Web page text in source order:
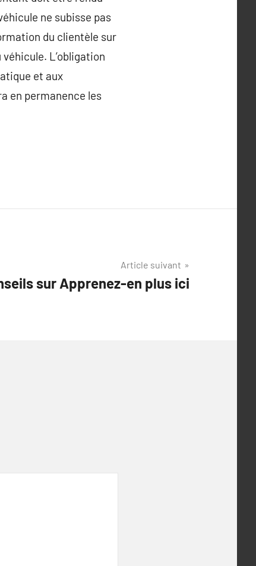
ne subisse pas
du clientèle sur
L’obligation
et aux
en permanence les
Article suivant
sur Apprenez-en plus ici